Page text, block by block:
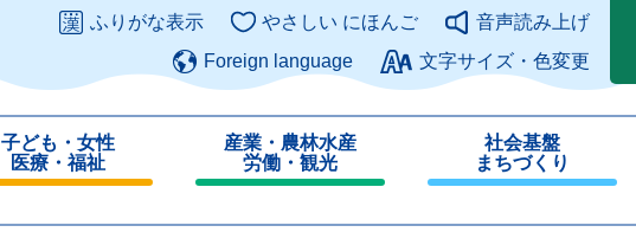
このページの本文へ
ふりがな表示 やさしい にほんご
音声読み上げ
Foreign language
文字サイズ・色変更
子ども・女性
医療・福祉
産業・農林水産
労働・観光
じ
社会基盤
まちづくり
じ